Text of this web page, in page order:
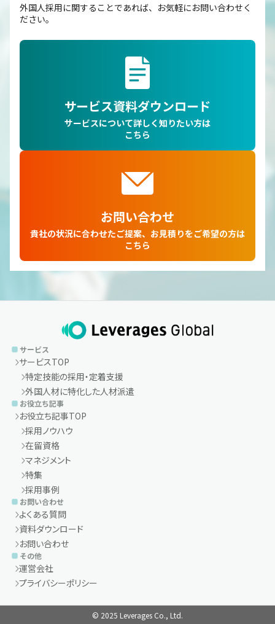
外国人採用に関することであれば、お気軽にお問い合わせく
ださい。
サービス資料ダウンロード
サービスについて詳しく知りたい方は
こちら
お問い合わせ
貴社の状況に合わせたご提案、お見積りをご希望の方は
こちら
サービス
サービスTOP
特定技能の採用・定着支援
外国人材に特化した人材派遣
お役立ち記事
お役立ち記事TOP
採用ノウハウ
在留資格
マネジメント
特集
採用事例
お問い合わせ
よくある質問
資料ダウンロード
お問い合わせ
その他
運営会社
プライバシーポリシー
© 2025 Leverages Co., Ltd.